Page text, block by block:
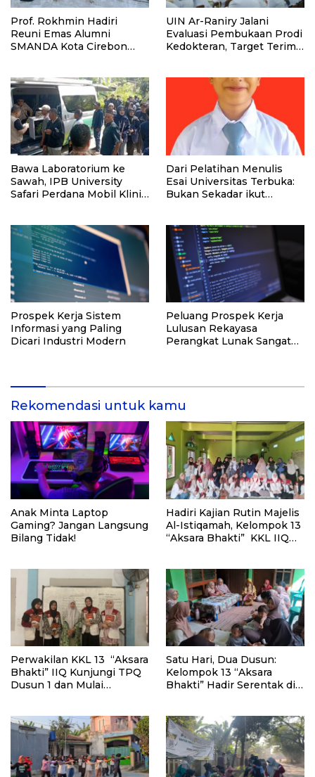
Prof. Rokhmin Hadiri
Reuni Emas Alumni
SMANDA Kota Cirebon
UIN Ar-Raniry Jalani
Evaluasi Pembukaan Prodi
Kedokteran, Target Terima
Bawa Laboratorium ke
Sawah, IPB University
Safari Perdana Mobil Klinik
Dari Pelatihan Menulis
Esai Universitas Terbuka:
Bukan Sekadar ikut
Prospek Kerja Sistem
Informasi yang Paling
Dicari Industri Modern
Peluang Prospek Kerja
Lulusan Rekayasa
Perangkat Lunak Sangat
Rekomendasi untuk kamu
Anak Minta Laptop
Gaming? Jangan Langsung
Bilang Tidak!
Hadiri Kajian Rutin Majelis
Al-Istiqamah, Kelompok 13
“Aksara Bhakti” KKL IIQ
Buta Aksara Al-Qur’an
Perwakilan KKL 13 “Aksara
Bhakti” IIQ Kunjungi TPQ
Dusun 1 dan Mulai
Satu Hari, Dua Dusun:
Kelompok 13 “Aksara
Bhakti” Hadir Serentak di